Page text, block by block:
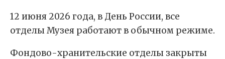
12 июня 2026 года, в День России, все
отделы Музея работают в обычном режиме.
Фондово-хранительские отделы закрыты